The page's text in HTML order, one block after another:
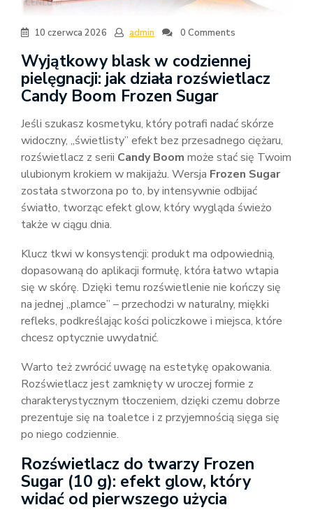
10 czerwca 2026 admin 0 Comments
Wyjątkowy blask w codziennej
pielęgnacji: jak działa rozświetlacz
Candy Boom Frozen Sugar
Jeśli szukasz kosmetyku, który potrafi nadać skórze
widoczny, „świetlisty” efekt bez przesadnego ciężaru,
rozświetlacz z serii Candy Boom może stać się Twoim
ulubionym krokiem w makijażu. Wersja Frozen Sugar
została stworzona po to, by intensywnie odbijać
światło, tworząc efekt glow, który wygląda świeżo
także w ciągu dnia.
Klucz tkwi w konsystencji: produkt ma odpowiednią,
dopasowaną do aplikacji formułę, która łatwo wtapia
się w skórę. Dzięki temu rozświetlenie nie kończy się
na jednej „plamce” – przechodzi w naturalny, miękki
refleks, podkreślając kości policzkowe i miejsca, które
chcesz optycznie uwydatnić.
Warto też zwrócić uwagę na estetykę opakowania.
Rozświetlacz jest zamknięty w uroczej formie z
charakterystycznym tłoczeniem, dzięki czemu dobrze
prezentuje się na toaletce i z przyjemnością sięga się
po niego codziennie.
Rozświetlacz do twarzy Frozen
Sugar (10 g): efekt glow, który
widać od pierwszego użycia